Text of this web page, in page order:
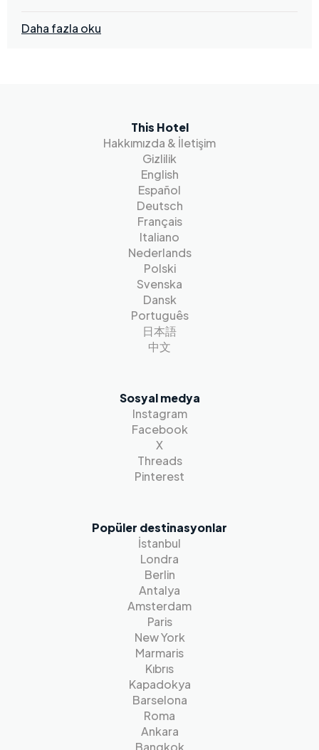
Daha fazla oku
This Hotel
Hakkımızda & İletişim
Gizlilik
English
Español
Deutsch
Français
Italiano
Nederlands
Polski
Svenska
Dansk
Português
日本語
中文
Sosyal medya
Instagram
Facebook
X
Threads
Pinterest
Popüler destinasyonlar
İstanbul
Londra
Berlin
Antalya
Amsterdam
Paris
New York
Marmaris
Kıbrıs
Kapadokya
Barselona
Roma
Ankara
Bangkok